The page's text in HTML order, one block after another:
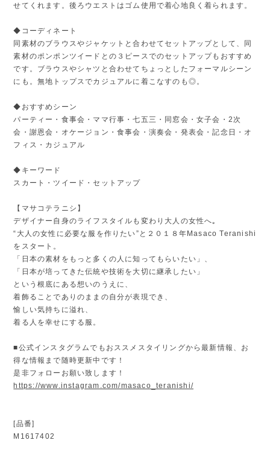
せてくれます。後ろウエストはゴム使用で着心地良く着られます。
◆コーディネート
同素材のブラウスやジャケットと合わせてセットアップとして、同
素材のポンポンツイードとの３ピースでのセットアップもおすすめ
です。ブラウスやシャツと合わせてちょっとしたフォーマルシーン
にも。無地トップスでカジュアルに着こなすのも◎。
◆おすすめシーン
パーティー・食事会・ママ行事・七五三・同窓会・女子会・2次
会・謝恩会・オケージョン・食事会・演奏会・発表会・記念日・オ
フィス・カジュアル
◆キーワード
スカート・ツイード・セットアップ
【マサコテラニシ】
デザイナー自身のライフスタイルも変わり大人の女性へ｡
“大人の女性に必要な服を作りたい”と２０１８年Masaco Teranishi
をスタート。
「日本の素材をもっと多くの人に知ってもらいたい」、
「日本が培ってきた伝統や技術を大切に継承したい」
という根底にある想いのうえに、
着飾ることでありのままの自分が表現でき、
愉しい気持ちに溢れ、
着る人を幸せにする服。
■公式インスタグラムでもおススメスタイリングから最新情報、お
得な情報まで随時更新中です！
是非フォローお願い致します！
https://www.instagram.com/masaco_teranishi/
[品番]
M1617402